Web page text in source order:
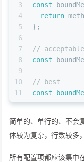
3
4
5
6
7
8
9
10
11
const
return
};
// acceptable
const
// best
const
简单的、单行的、不会
体较为复杂，行数较多
所有配置项都应该集中